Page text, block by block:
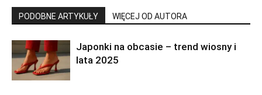
PODOBNE ARTYKUŁY WIĘCEJ OD AUTORA
Japonki na obcasie – trend wiosny i
lata 2025